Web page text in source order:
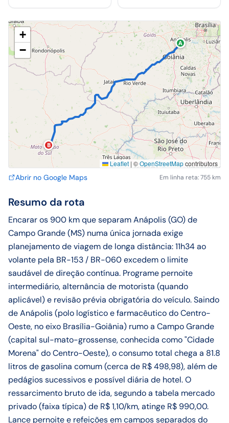
A
B
+
−
Leaflet | ©OpenStreetMapcontributors
Abrir no Google Maps Em linha reta: 755 km
Resumo da rota
Encarar os 900 km que separam Anápolis (GO) de
Campo Grande (MS) numa única jornada exige
planejamento de viagem de longa distância: 11h34 ao
volante pela BR-153 / BR-060 excedem o limite
saudável de direção contínua. Programe pernoite
intermediário, alternância de motorista (quando
aplicável) e revisão prévia obrigatória do veículo. Saindo
de Anápolis (polo logístico e farmacêutico do Centro-
Oeste, no eixo Brasília-Goiânia) rumo a Campo Grande
(capital sul-mato-grossense, conhecida como "Cidade
Morena" do Centro-Oeste), o consumo total chega a 81.8
litros de gasolina comum (cerca de R$ 498,98), além de
pedágios sucessivos e possível diária de hotel. O
ressarcimento bruto de ida, segundo a tabela mercado
privado (faixa típica) de R$ 1,10/km, atinge R$ 990,00.
Lance pernoite e refeições em campos separados do